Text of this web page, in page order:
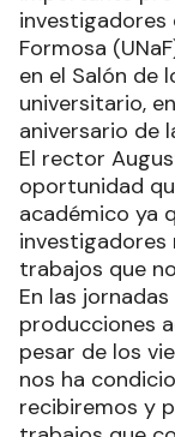
investigadores
Formosa
en el Salón de
universitario,
aniversario de
El rector
oportunidad
académico ya
investigadores
trabajos que
En las
producciones
pesar de los
nos ha
recibiremos y